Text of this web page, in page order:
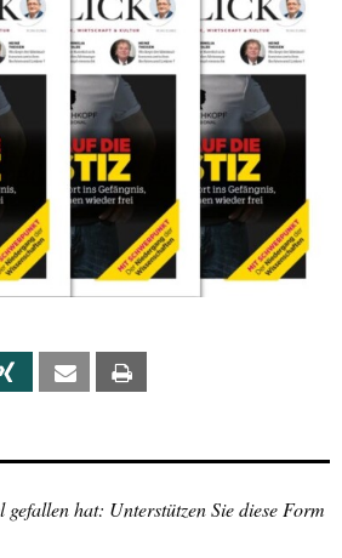
Xing Email
gefallen hat: Unterstützen Sie diese Form